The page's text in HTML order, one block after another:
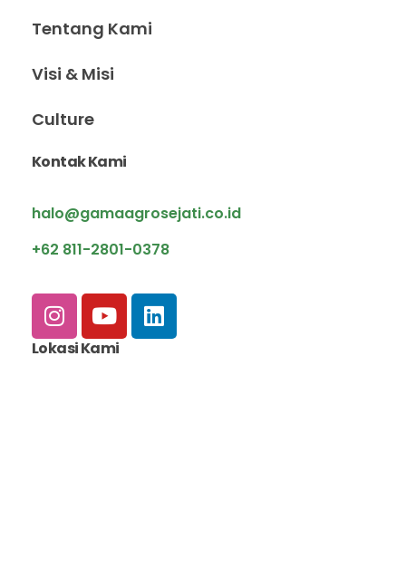
Tentang Kami
Visi & Misi
Culture
Kontak Kami
halo@gamaagrosejati.co.id
+62 811-2801-0378
Lokasi Kami